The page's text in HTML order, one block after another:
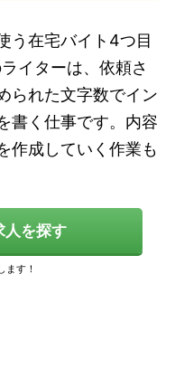
う在宅バイト4つ目
イターは、依頼さ
られた文字数でイン
書く仕事です。内容
作成していく作業も
人を探す